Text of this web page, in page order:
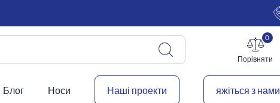
Порівняти
0
Ваш кошик
Блог Носи Наші проекти яжіться з нами